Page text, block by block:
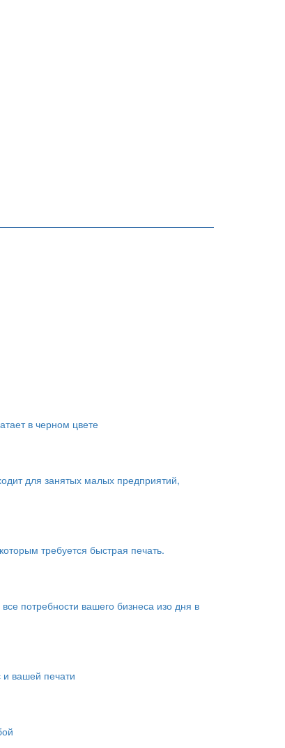
в черном цвете
для занятых малых предприятий,
требуется быстрая печать.
потребности вашего бизнеса изо дня в
вашей печати